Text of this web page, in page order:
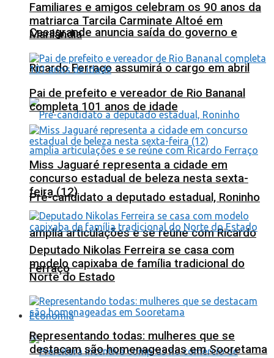
Casagrande anuncia saída do governo e
Ricardo Ferraço assumirá o cargo em abril
Pré-candidato a deputado estadual, Roninho
amplia articulações e se reúne com Ricardo
Ferraço
Economia
Familiares e amigos celebram os 90 anos da
matriarca Tarcila Carminate Altoé em
Marilândia
Pai de prefeito e vereador de Rio Bananal
completa 101 anos de idade
Miss Jaguaré representa a cidade em
concurso estadual de beleza nesta sexta-
feira (12)
Deputado Nikolas Ferreira se casa com
modelo capixaba de família tradicional do
Norte do Estado
Representando todas: mulheres que se
destacam são homenageadas em Sooretama